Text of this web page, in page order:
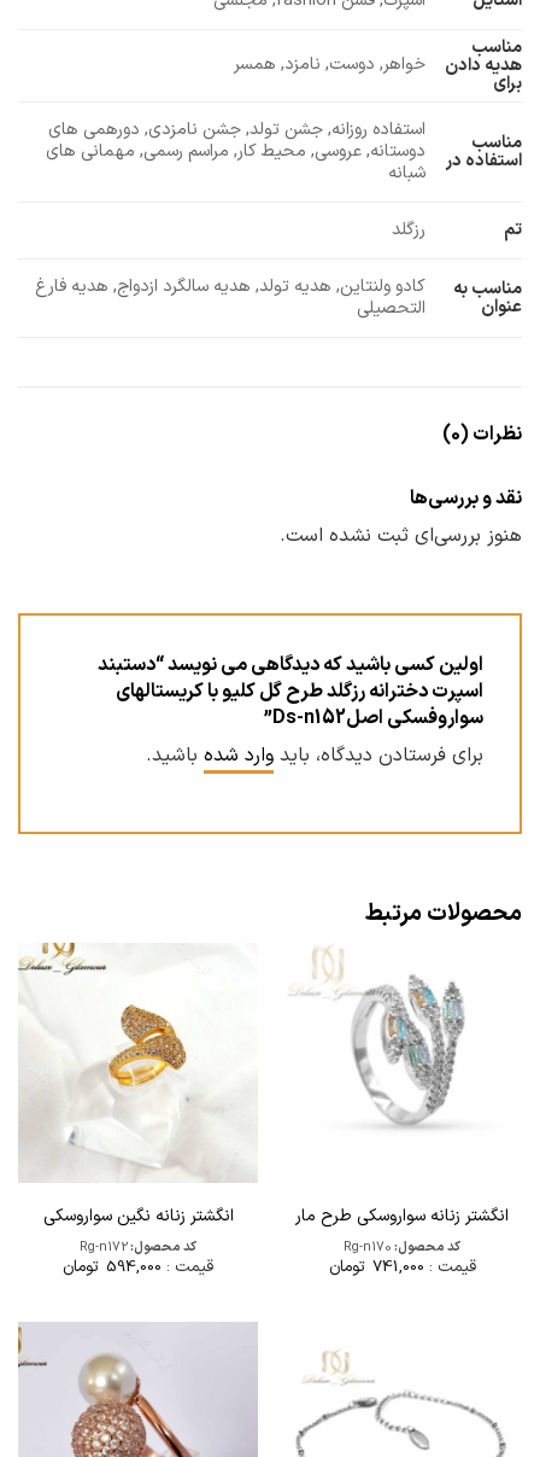
مناسب
هدیه دادن
برای
خواهر, دوست, نامزد, همسر
مناسب
استفاده در
استفاده روزانه, جشن تولد, جشن نامزدی, دورهمی های
دوستانه, عروسی, محیط کار, مراسم رسمی, مهمانی های
شبانه
تم رزگلد
مناسب به
عنوان
کادو ولنتاین, هدیه تولد, هدیه سالگرد ازدواج, هدیه فارغ
التحصیلی
نظرات (0)
نقد و بررسی‌ها
هنوز بررسی‌ای ثبت نشده است.
اولین کسی باشید که دیدگاهی می نویسد “دستبند
اسپرت دخترانه رزگلد طرح گل کلیو با کریستالهای
سواروفسکی اصلDs-n152”
برای فرستادن دیدگاه، باید وارد شده باشید.
محصولات مرتبط
انگشتر زنانه سواروسکی طرح مار
کد محصول:Rg-n170
قیمت : 741,000 تومان
انگشتر زنانه نگین سواروسکی
کد محصول:Rg-n172
قیمت : 594,000 تومان